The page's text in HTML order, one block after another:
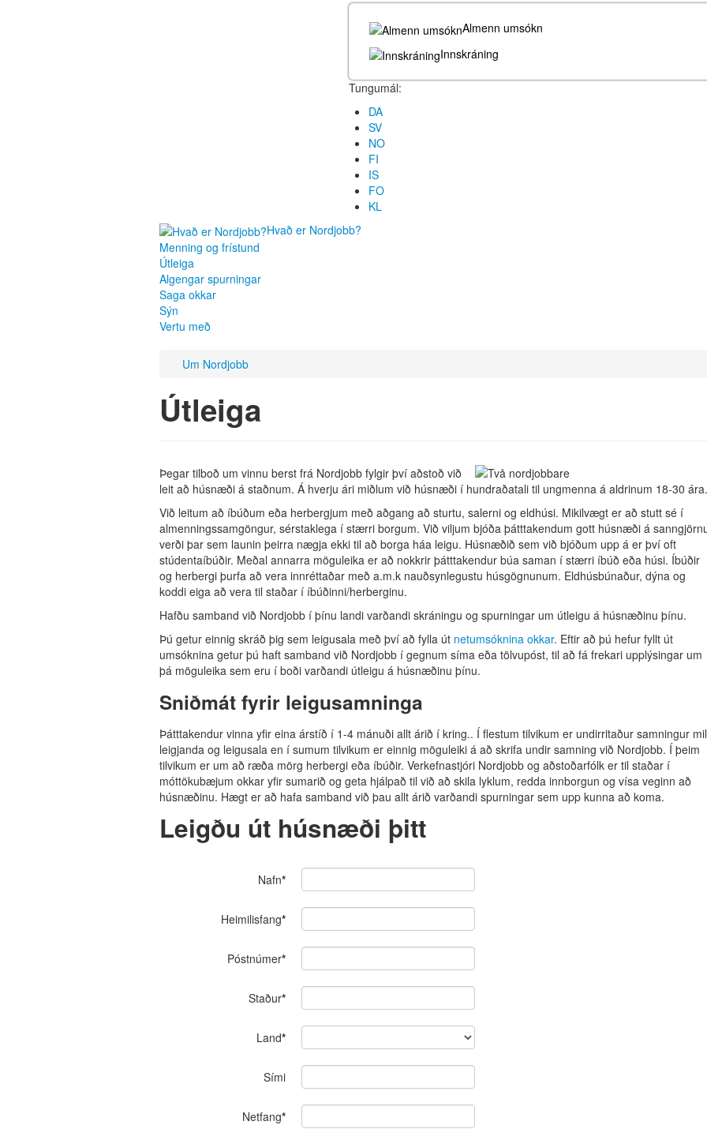
Almenn umsókn
Innskráning
Tungumál:
DA
SV
NO
FI
IS
FO
KL
Hvað er Nordjobb?
Menning og frístund
Útleiga
Algengar spurningar
Saga okkar
Sýn
Vertu með
Um Nordjobb
Útleiga
Þegar tilboð um vinnu berst frá Nordjobb fylgir því aðstoð við
leit að húsnæði á staðnum. Á hverju ári miðlum við húsnæði í hundraðatali til ungmenna á aldrinum 18-30 ára.
Við leitum að íbúðum eða herbergjum með aðgang að sturtu, salerni og eldhúsi. Mikilvægt er að stutt sé í
almenningssamgöngur, sérstaklega í stærri borgum. Við viljum bjóða þátttakendum gott húsnæði á
verði þar sem launin þeirra nægja ekki til að borga háa leigu. Húsnæðið sem við bjóðum upp á er því oft
stúdentaíbúðir. Meðal annarra möguleika er að nokkrir þátttakendur búa saman í stærri íbúð eða húsi. Íbúðir
og herbergi þurfa að vera innréttaðar með a.m.k nauðsynlegustu húsgögnunum. Eldhúsbúnaður, dýna og
koddi eiga að vera til staðar í íbúðinni/herberginu.
Hafðu samband við Nordjobb í þínu landi varðandi skráningu og spurningar um útleigu á húsnæðinu þínu.
Þú getur einnig skráð þig sem leigusala með því að fylla út netumsóknina okkar. Eftir að þú hefur fyllt út
umsóknina getur þú haft samband við Nordjobb í gegnum síma eða tölvupóst, til að fá frekari upplýsingar um
þá möguleika sem eru í boði varðandi útleigu á húsnæðinu þínu.
Sniðmát fyrir leigusamninga
Þátttakendur vinna yfir eina árstíð í 1-4 mánuði allt árið í kring.. Í flestum tilvikum er undirritaður samningur
leigjanda og leigusala en í sumum tilvikum er einnig möguleiki á að skrifa undir samning við Nordjobb. Í þeim
tilvikum er um að ræða mörg herbergi eða íbúðir. Verkefnastjóri Nordjobb og aðstoðarfólk er til staðar í
móttökubæjum okkar yfir sumarið og geta hjálpað til við að skila lyklum, redda innborgun og vísa veginn að
húsnæðinu. Hægt er að hafa samband við þau allt árið varðandi spurningar sem upp kunna að koma.
Leigðu út húsnæði þitt
Nafn*
Heimilisfang*
Póstnúmer*
Staður*
Land*
Sími
Netfang*